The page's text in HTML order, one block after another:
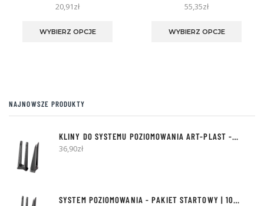
20,91zł
WYBIERZ OPCJE
stronie
55,35zł
WYBIERZ OPCJE
NAJNOWSZE PRODUKTY
KLINY DO SYSTEMU POZIOMOWANIA ART-PLAST - 300SZT
36,90zł
SYSTEM POZIOMOWANIA - PAKIET STARTOWY | 100 KLINÓW + 500 KLIPSÓW